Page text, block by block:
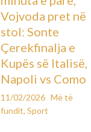
Vojvoda pret në
stol: Sonte
Çerekfinalja e
Kupës së Italisë,
Napoli vs Como
11/02/2026 Më të
fundit,Sport